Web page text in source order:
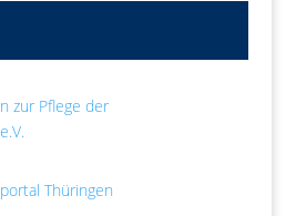
zur Pflege der
Thüringen